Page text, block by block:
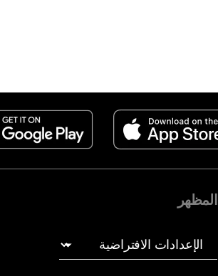
المظهر